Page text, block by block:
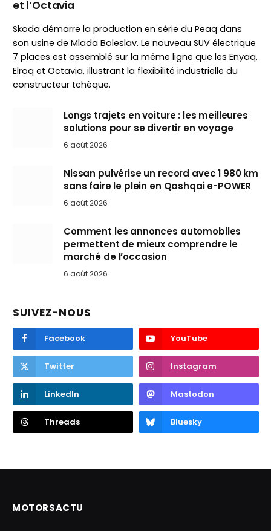
et l’Octavia
Skoda démarre la production en série du Peaq dans
son usine de Mlada Boleslav. Le nouveau SUV électrique
7 places est assemblé sur la même ligne que les Enyaq,
Elroq et Octavia, illustrant la flexibilité industrielle du
constructeur tchèque.
Longs trajets en voiture : les meilleures
solutions pour se divertir en voyage
6 août 2026
Nissan pulvérise un record avec 1 980 km
sans faire le plein en Qashqai e-POWER
6 août 2026
Comment les annonces automobiles
permettent de mieux comprendre le
marché de l’occasion
6 août 2026
SUIVEZ-NOUS
Facebook YouTube
Twitter Instagram
LinkedIn Mastodon
Threads Bluesky
MOTORSACTU